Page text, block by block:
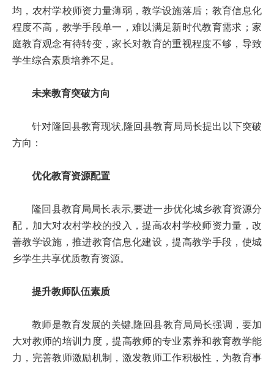
均，农村学校师资力量薄弱，教学设施落后；教育信息化
程度不高，教学手段单一，难以满足新时代教育需求；家
庭教育观念有待转变，家长对教育的重视程度不够，导致
学生综合素质培养不足。
未来教育突破方向
针对隆回县教育现状,隆回县教育局局长提出以下突破
方向：
优化教育资源配置
隆回县教育局局长表示,要进一步优化城乡教育资源分
配，加大对农村学校的投入，提高农村学校师资力量，改
善教学设施，推进教育信息化建设，提高教学手段，使城
乡学生共享优质教育资源。
提升教师队伍素质
教师是教育发展的关键,隆回县教育局局长强调，要加
大对教师的培训力度，提高教师的专业素养和教育教学能
力，完善教师激励机制，激发教师工作积极性，为教育事